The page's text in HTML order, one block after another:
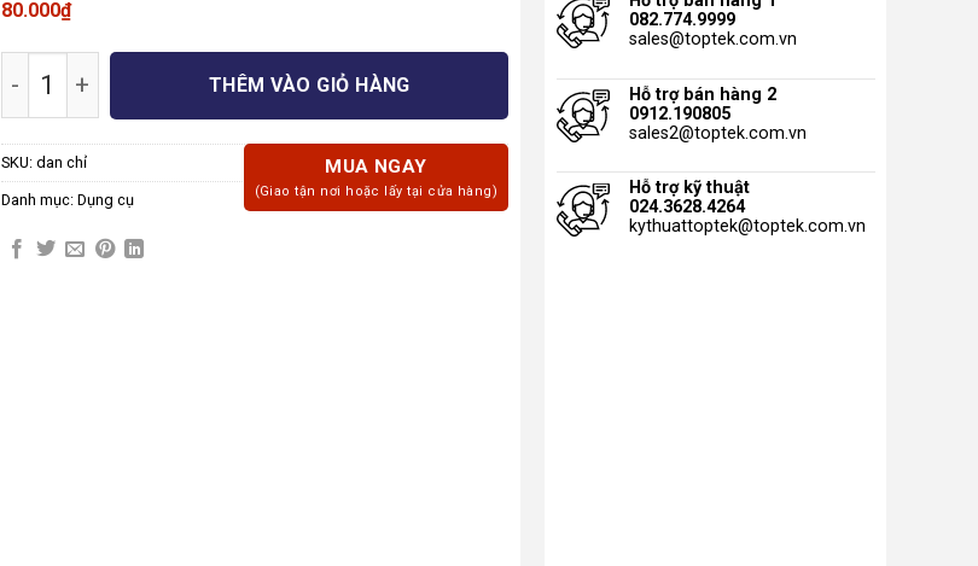
80.000₫
Đế để dẫn chỉ ngoài cho máy may - máy thêu số lượng
THÊM VÀO GIỎ HÀNG
MUA NGAY
(Giao tận nơi hoặc lấy tại cửa hàng)
SKU:dan chỉ
Danh mục:Dụng cụ
082.774.9999
sales@toptek.com.vn
Hỗ trợ bán hàng 2
0912.190805
sales2@toptek.com.vn
Hỗ trợ kỹ thuật
024.3628.4264
kythuattoptek@toptek.com.vn